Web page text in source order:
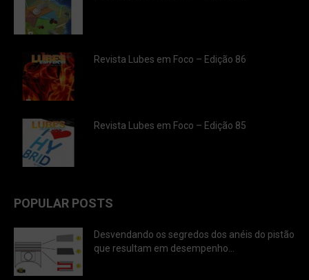
Revista Lubes em Foco – Edição 86
Revista Lubes em Foco – Edição 85
POPULAR POSTS
Desvendando os segredos dos anéis do pistão
que resultam em desempenho...